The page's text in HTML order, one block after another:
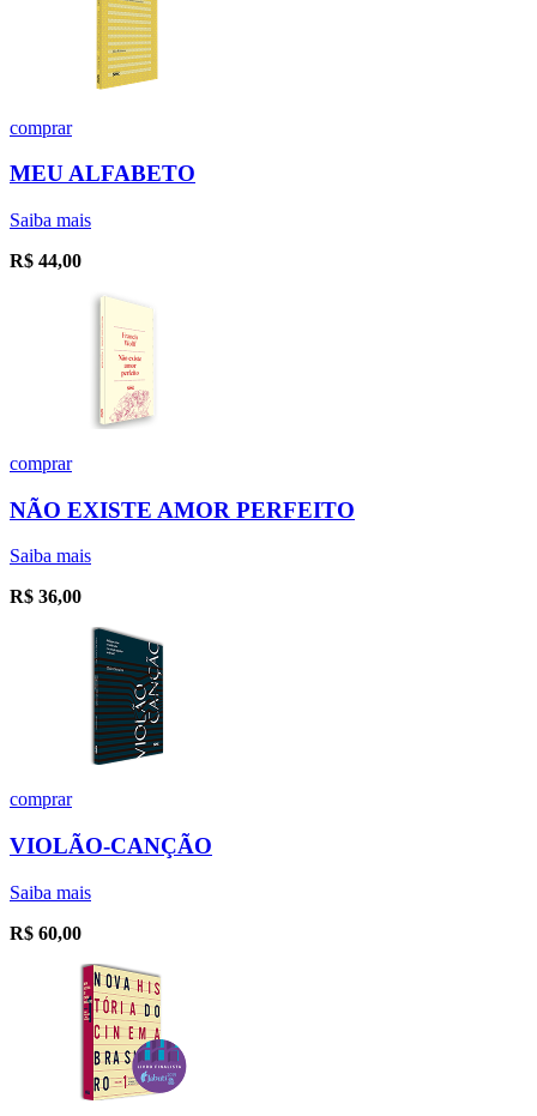
comprar
MEU ALFABETO
Saiba mais
R$ 44,00
comprar
NÃO EXISTE AMOR PERFEITO
Saiba mais
R$ 36,00
comprar
VIOLÃO-CANÇÃO
Saiba mais
R$ 60,00